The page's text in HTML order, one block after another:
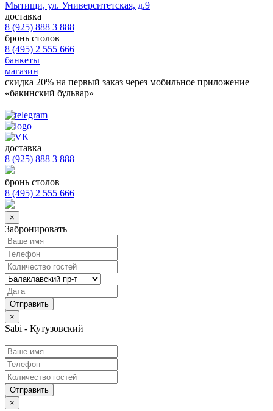
Мытищи, ул. Университетская, д.9
доставка
8 (925) 888 3 888
бронь столов
8 (495) 2 555 666
банкеты
магазин
скидка 20% на первый заказ через мобильное приложение
«бакинский бульвар»
доставка
8 (925) 888 3 888
бронь столов
8 (495) 2 555 666
×
Забронировать
×
Sabi - Кутузовский
Отправить
×